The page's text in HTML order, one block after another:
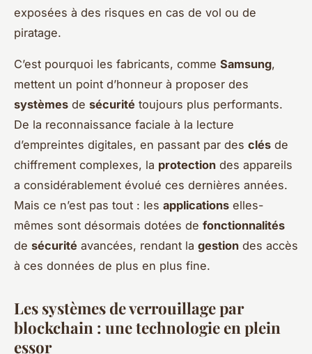
exposées à des risques en cas de vol ou de
piratage.
C’est pourquoi les fabricants, comme Samsung,
mettent un point d’honneur à proposer des
systèmes de sécurité toujours plus performants.
De la reconnaissance faciale à la lecture
d’empreintes digitales, en passant par des clés de
chiffrement complexes, la protection des appareils
a considérablement évolué ces dernières années.
Mais ce n’est pas tout : les applications elles-
mêmes sont désormais dotées de fonctionnalités
de sécurité avancées, rendant la gestion des accès
à ces données de plus en plus fine.
Les systèmes de verrouillage par
blockchain : une technologie en plein
essor